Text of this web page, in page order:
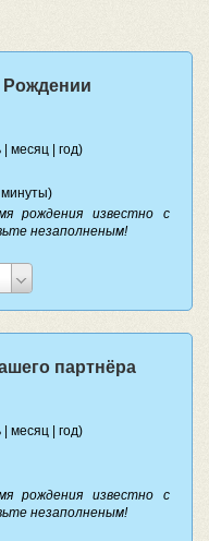
| месяц | год)
рождения известно с
незаполненым!
партнёра
| месяц | год)
рождения известно с
незаполненым!